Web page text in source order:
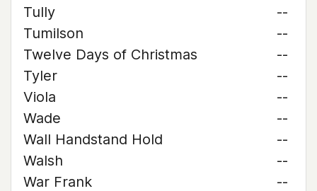
Tully
--
Tumilson
--
Twelve Days of Christmas
--
Tyler
--
Viola
--
Wade
--
Wall Handstand Hold
--
Walsh
--
War Frank
--